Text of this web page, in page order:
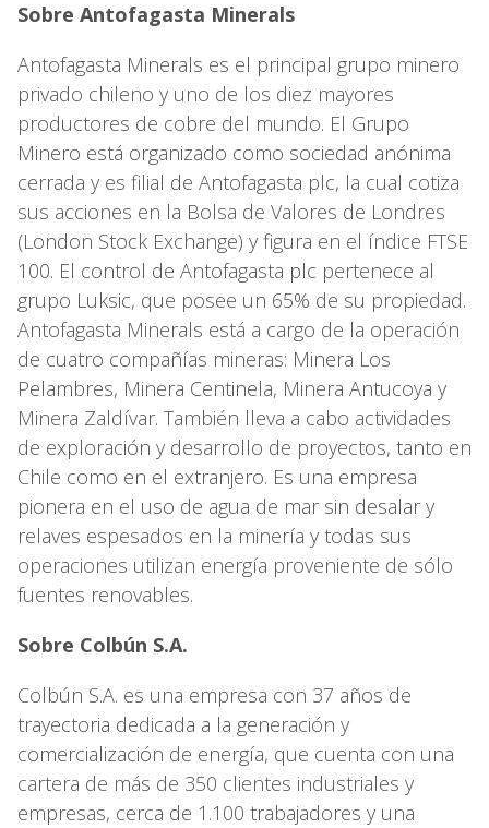
Sobre Antofagasta Minerals
Antofagasta Minerals es el principal grupo minero
privado chileno y uno de los diez mayores
productores de cobre del mundo. El Grupo
Minero está organizado como sociedad anónima
cerrada y es filial de Antofagasta plc, la cual cotiza
sus acciones en la Bolsa de Valores de Londres
(London Stock Exchange) y figura en el índice FTSE
100. El control de Antofagasta plc pertenece al
grupo Luksic, que posee un 65% de su propiedad.
Antofagasta Minerals está a cargo de la operación
de cuatro compañías mineras: Minera Los
Pelambres, Minera Centinela, Minera Antucoya y
Minera Zaldívar. También lleva a cabo actividades
de exploración y desarrollo de proyectos, tanto en
Chile como en el extranjero. Es una empresa
pionera en el uso de agua de mar sin desalar y
relaves espesados en la minería y todas sus
operaciones utilizan energía proveniente de sólo
fuentes renovables.
Sobre Colbún S.A.
Colbún S.A. es una empresa con 37 años de
trayectoria dedicada a la generación y
comercialización de energía, que cuenta con una
cartera de más de 350 clientes industriales y
empresas, cerca de 1.100 trabajadores y una